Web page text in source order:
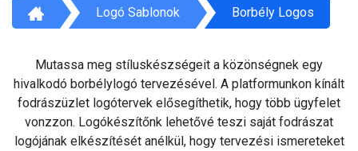
Logó Sablonok Borbély Logos
Mutassa meg stíluskészségeit a közönségnek egy
hivalkodó borbélylogó tervezésével. A platformunkon kínált
fodrászüzlet logótervek elősegíthetik, hogy több ügyfelet
vonzzon. Logókészítőnk lehetővé teszi saját fodrászat
logójának elkészítését anélkül, hogy tervezési ismereteket